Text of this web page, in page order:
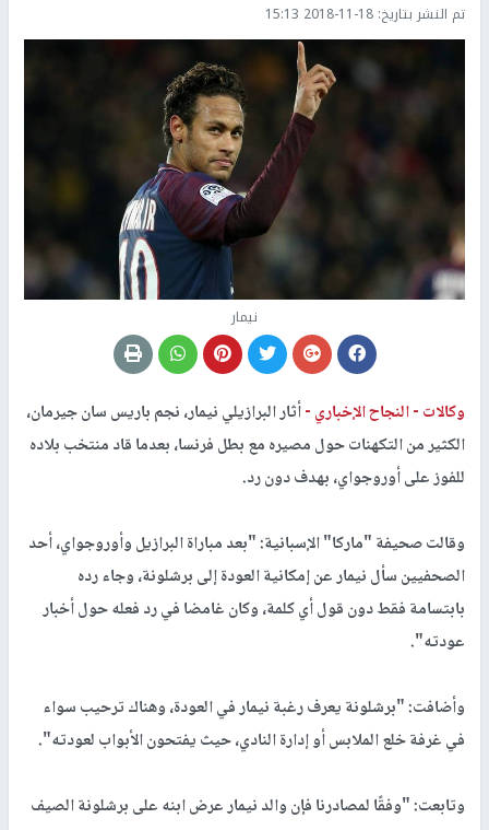
تم النشر بتاريخ: 2018-11-18 15:13
نيمار
وكالات -النجاح الإخباري -أثار البرازيلي نيمار، نجم باريس سان جيرمان،
الكثير من التكهنات حول مصيره مع بطل فرنسا، بعدما قاد منتخب بلاده
للفوز على أوروجواي، بهدف دون رد.
وقالت صحيفة "ماركا" الإسبانية: "بعد مباراة البرازيل وأوروجواي، أحد
الصحفيين سأل نيمار عن إمكانية العودة إلى برشلونة، وجاء رده
بابتسامة فقط دون قول أي كلمة، وكان غامضا في رد فعله حول أخبار
عودته".
وأضافت: "برشلونة يعرف رغبة نيمار في العودة، وهناك ترحيب سواء
في غرفة خلع الملابس أو إدارة النادي، حيث يفتحون الأبواب لعودته".
وتابعت: "وفقًا لمصادرنا فإن والد نيمار عرض ابنه على برشلونة الصيف